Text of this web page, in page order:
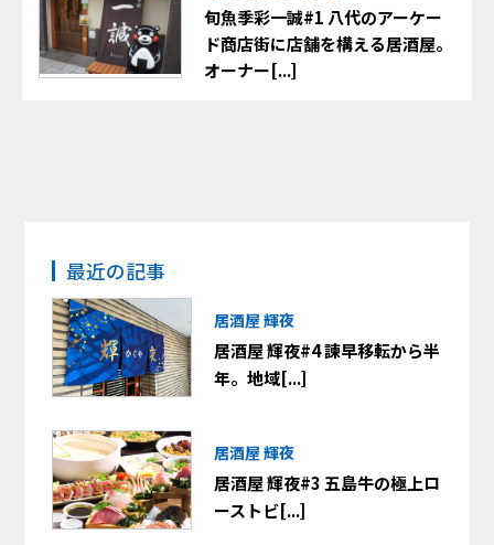
旬魚季彩一誠#1 八代のアーケー
ド商店街に店舗を構える居酒屋。
オーナー[...]
最近の記事
居酒屋 輝夜
居酒屋 輝夜#4 諫早移転から半
年。地域[...]
居酒屋 輝夜
居酒屋 輝夜#3 五島牛の極上ロ
ーストビ[...]